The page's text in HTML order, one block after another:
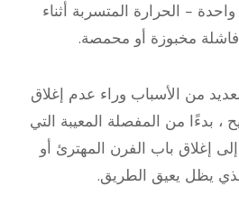
واحدة – الحرارة المتسربة أثناء
مخبوزة أو محمصة.
من الأسباب وراء عدم إغلاق
بدءًا من المفصلة المعيبة التي
إغلاق باب الفرن المهترئ أو
يظل يعيق الطريق.